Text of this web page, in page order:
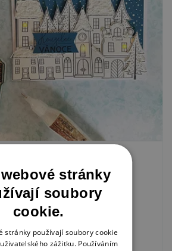
stránky
soubory
cookie.
stránky používají soubory cookie
zážitku. Používáním